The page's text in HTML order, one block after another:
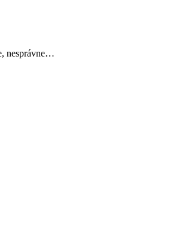
nesprávne…